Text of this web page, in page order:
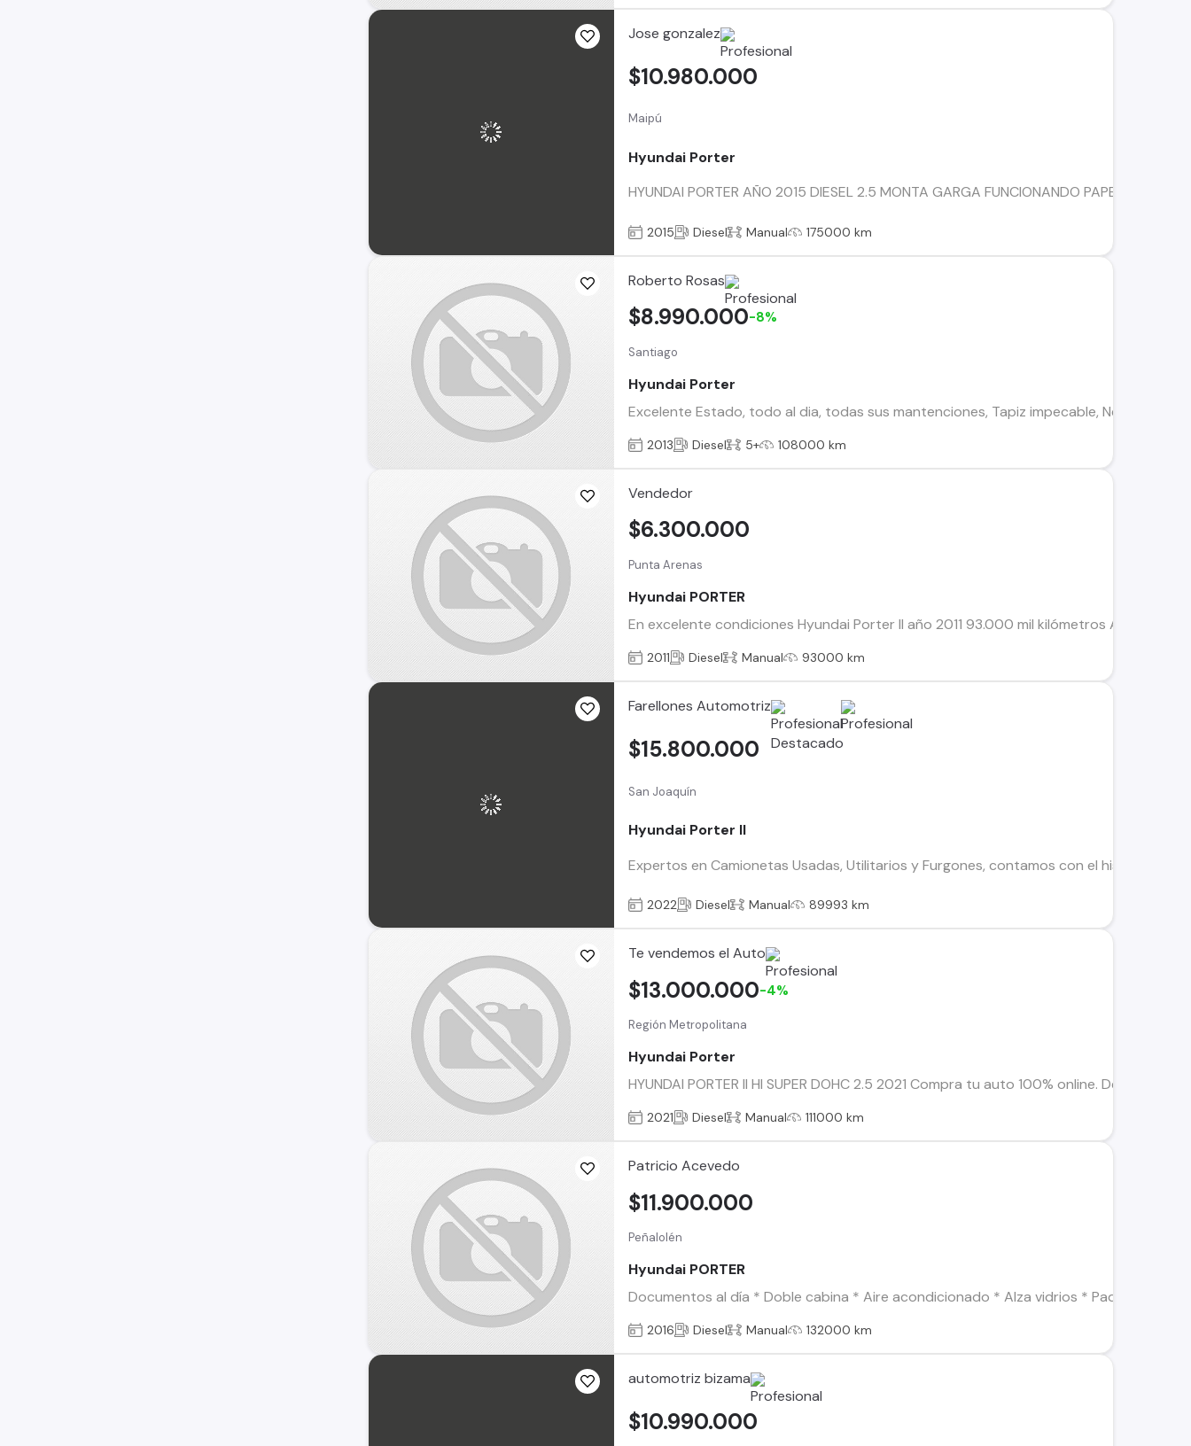
Jose gonzalez
Maipú
Hyundai Porter
HYUNDAI PORTER AÑO 2015 DIESEL 2.5 MONTA GARGA FUNCIONANDO PAPELES AL
$10.980.000
2015 Diesel Manual 175000 km
Roberto Rosas
Santiago
Hyundai Porter
Excelente Estado, todo al dia, todas sus mantenciones, Tapiz impecable,
$8.990.000-8%
2013 Diesel 5+ 108000 km
Vendedor
Punta Arenas
Hyundai PORTER
En excelente condiciones Hyundai Porter II año 2011 93.000 mil kilómetros Alzavidrio
$6.300.000
2011 Diesel Manual 93000 km
Farellones Automotriz
San Joaquín
Hyundai Porter II
Expertos en Camionetas Usadas, Utilitarios y Furgones, contamos con el historial de
$15.800.000
2022 Diesel Manual 89993 km
Te vendemos el Auto
Región Metropolitana
Hyundai Porter
HYUNDAI PORTER II HI SUPER DOHC 2.5 2021 Compra tu auto 100% online.
$13.000.000-4%
2021 Diesel Manual 111000 km
Patricio Acevedo
Peñalolén
Hyundai PORTER
Documentos al día * Doble cabina * Aire acondicionado * Alza vidrios * Paquete de
$11.900.000
2016 Diesel Manual 132000 km
automotriz bizama
$10.990.000